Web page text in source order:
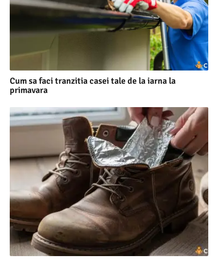
Cum sa faci tranzitia casei tale de la iarna la
primavara